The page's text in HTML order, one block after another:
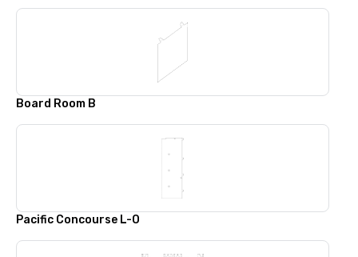
Board Room B
Pacific Concourse L-O